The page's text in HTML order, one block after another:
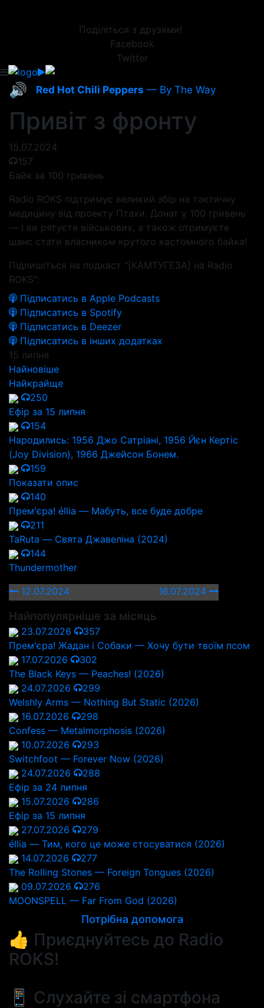
Поділіться з друзями!
Facebook
Twitter
🔊 Red Hot Chili Peppers — By The Way
Привіт з фронту
15.07.2024
157
Байк за 100 гривень
Radio ROKS підтримує великий збір на тактичну
медицину від проекту Птахи. Донат у 100 гривень
— і ви рятуєте військових, а також отримуєте
шанс стати власником крутого кастомного байка!
Підпишіться на подкаст "[КАМТУГЕЗА] на Radio
ROKS":
Підписатись в Apple Podcasts
Підписатись в Spotify
Підписатись в Deezer
Підписатись в інших додатках
15 липня
Найновіше
Найкрайще
250
Ефір за 15 липня
154
Народились: 1956 Джо Сатріані, 1956 Йєн Кертіс
(Joy Division), 1966 Джейсон Бонем.
159
Показати опис
140
Прем'єра! éllia — Мабуть, все буде добре
211
TaRuta — Свята Джавеліна (2024)
144
Thundermother
12.07.2024
16.07.2024
Найпопулярніше за місяць
23.07.2026
357
Прем'єра! Жадан і Собаки — Хочу бути твоїм псом
17.07.2026
302
The Black Keys — Peaches! (2026)
24.07.2026
299
Welshly Arms — Nothing But Static (2026)
16.07.2026
298
Confess — Metalmorphosis (2026)
10.07.2026
293
Switchfoot — Forever Now (2026)
24.07.2026
288
Ефір за 24 липня
15.07.2026
286
Ефір за 15 липня
27.07.2026
279
éllia — Тим, кого це може стосуватися (2026)
14.07.2026
277
The Rolling Stones — Foreign Tongues (2026)
09.07.2026
276
MOONSPELL — Far From God (2026)
Потрібна допомога
👍 Приєднуйтесь до Radio
ROKS!
📱 Слухайте зі смартфона